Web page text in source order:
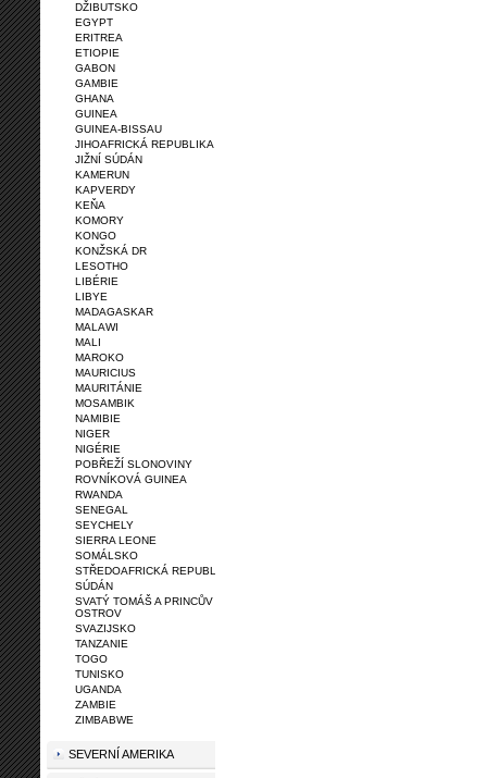
DŽIBUTSKO
EGYPT
ERITREA
ETIOPIE
GABON
GAMBIE
GHANA
GUINEA
GUINEA-BISSAU
JIHOAFRICKÁ REPUBLIKA
JIŽNÍ SÚDÁN
KAMERUN
KAPVERDY
KEŇA
KOMORY
KONGO
KONŽSKÁ DR
LESOTHO
LIBÉRIE
LIBYE
MADAGASKAR
MALAWI
MALI
MAROKO
MAURICIUS
MAURITÁNIE
MOSAMBIK
NAMIBIE
NIGER
NIGÉRIE
POBŘEŽÍ SLONOVINY
ROVNÍKOVÁ GUINEA
RWANDA
SENEGAL
SEYCHELY
SIERRA LEONE
SOMÁLSKO
STŘEDOAFRICKÁ REPUBLIKA
SÚDÁN
SVATÝ TOMÁŠ A PRINCŮV
OSTROV
SVAZIJSKO
TANZANIE
TOGO
TUNISKO
UGANDA
ZAMBIE
ZIMBABWE
SEVERNÍ AMERIKA